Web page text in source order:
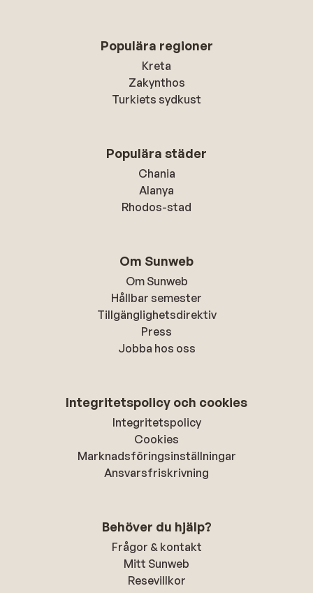
Populära regioner
Kreta
Zakynthos
Turkiets sydkust
Populära städer
Chania
Alanya
Rhodos-stad
Om Sunweb
Om Sunweb
Hållbar semester
Tillgänglighetsdirektiv
Press
Jobba hos oss
Integritetspolicy och cookies
Integritetspolicy
Cookies
Marknadsföringsinställningar
Ansvarsfriskrivning
Behöver du hjälp?
Frågor & kontakt
Mitt Sunweb
Resevillkor